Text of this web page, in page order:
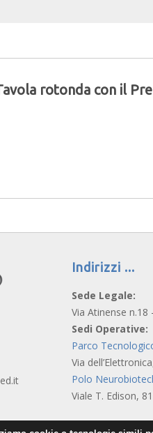
rotonda con il
Indirizzi
Sede Legale:
Via Atinense n.18
Sedi Operative:
Parco
Via
Polo
Viale T. Edison,